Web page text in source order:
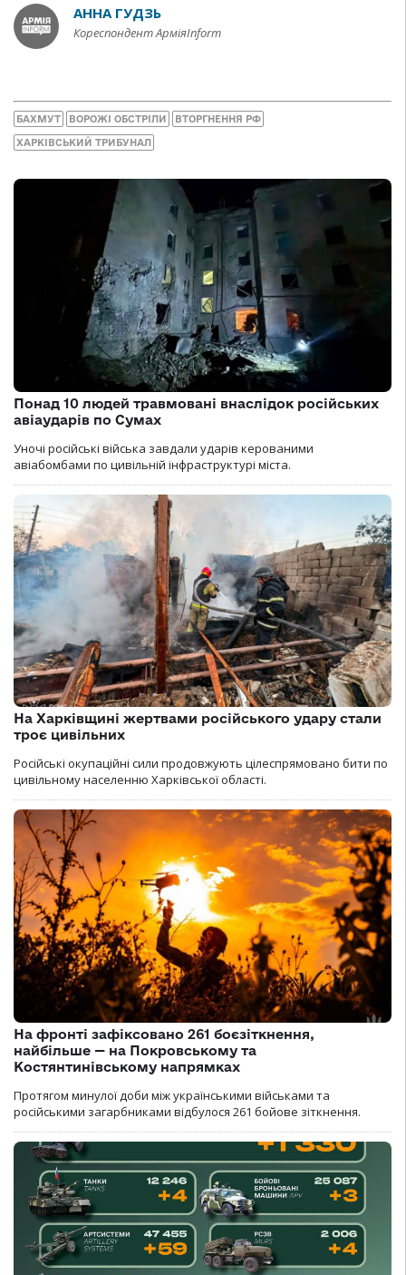
АННА ГУДЗЬ
Кореспондент АрміяInform
БАХМУТ ВОРОЖІ ОБСТРІЛИ ВТОРГНЕННЯ РФ
ХАРКІВСЬКИЙ ТРИБУНАЛ
Понад 10 людей травмовані внаслідок російських
авіаударів по Сумах
Уночі російські війська завдали ударів керованими
авіабомбами по цивільній інфраструктурі міста.
На Харківщині жертвами російського удару стали
троє цивільних
Російські окупаційні сили продовжують цілеспрямовано бити по
цивільному населенню Харківської області.
На фронті зафіксовано 261 боєзіткнення,
найбільше — на Покровському та
Костянтинівському напрямках
Протягом минулої доби між українськими військами та
російськими загарбниками відбулося 261 бойове зіткнення.